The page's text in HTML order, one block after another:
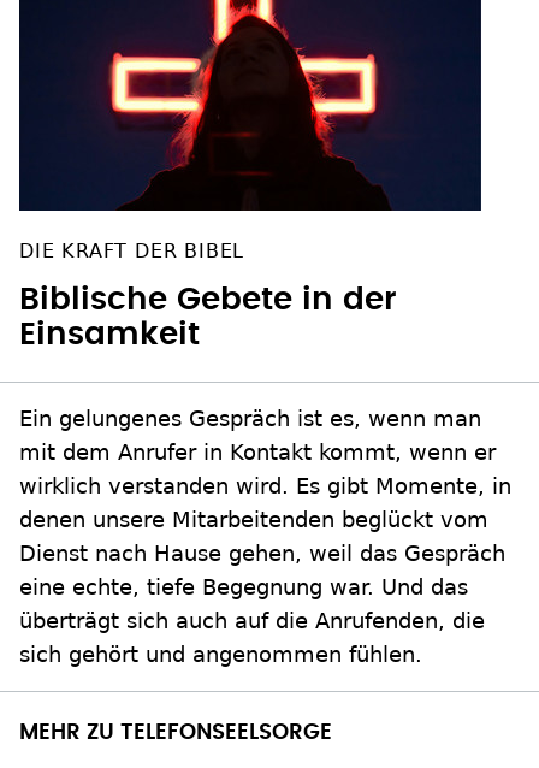
DIE KRAFT DER BIBEL
Biblische Gebete in der
Einsamkeit
Ein gelungenes Gespräch ist es, wenn man
mit dem Anrufer in Kontakt kommt, wenn er
wirklich verstanden wird. Es gibt Momente, in
denen unsere Mitarbeitenden beglückt vom
Dienst nach Hause gehen, weil das Gespräch
eine echte, tiefe Begegnung war. Und das
überträgt sich auch auf die Anrufenden, die
sich gehört und angenommen fühlen.
MEHR ZU TELEFONSEELSORGE